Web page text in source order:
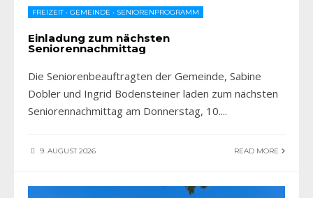
FREIZEIT• GEMEINDE • SENIORENPROGRAMM
Einladung zum nächsten
Seniorennachmittag
Die Seniorenbeauftragten der Gemeinde, Sabine
Dobler und Ingrid Bodensteiner laden zum nächsten
Seniorennachmittag am Donnerstag, 10....
9. AUGUST 2026 READ MORE